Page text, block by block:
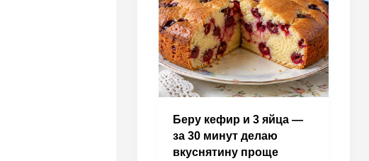
Беру кефир и 3 яйца —
за 30 минут делаю
вкуснятину проще